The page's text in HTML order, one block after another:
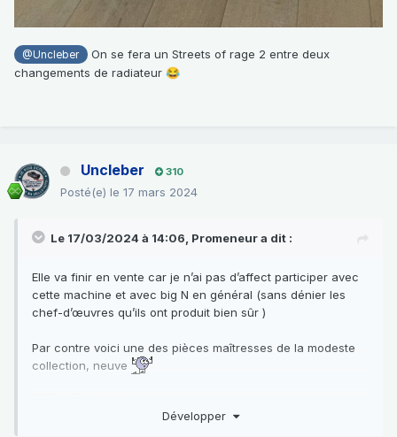
@Uncleber
On se fera un Streets of rage 2 entre deux
changements de radiateur 😂
Uncleber 310
Posté(e) le 17 mars 2024
Le 17/03/2024 à 14:06, Promeneura dit :
Elle va finir en vente car je n’ai pas d’affect participer avec
cette machine et avec big N en général (sans dénier les
chef-d’œuvres qu’ils ont produit bien sûr )
Par contre voici une des pièces maîtresses de la modeste
collection, neuve
Développer